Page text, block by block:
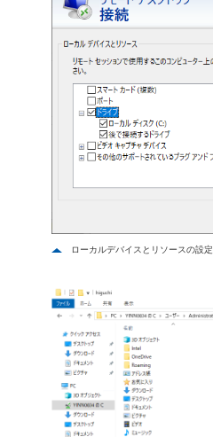
ローカルデバイスとリソースの設定